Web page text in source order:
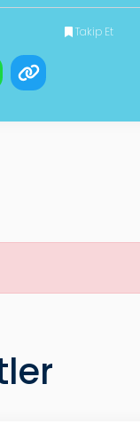
Takip Et